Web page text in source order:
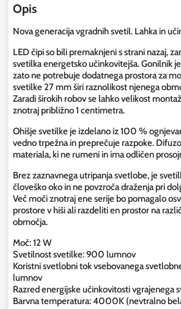
Opis
Nova generacija vgradnih svetil. Lahka in
LED čipi so bili premaknjeni s strani nazaj,
svetilka energetsko učinkovitejša. Gonilnik
zato ne potrebuje dodatnega prostora za
svetilke 27 mm širi raznolikost njenega
Zaradi širokih robov se lahko velikost
znotraj približno 1 centimetra.
Ohišje svetilke je izdelano iz 100 %
vedno trpežna in preprečuje razpoke.
materiala, ki ne rumeni in ima odličen
Brez zaznavnega utripanja svetlobe, je
človeško oko in ne povzroča draženja pri
Več moči znotraj ene serije bo pomagalo
prostore v hiši ali razdeliti en prostor na
območja.
Moč: 12 W
Svetilnost svetilke: 900 lumnov
Koristni svetlobni tok vsebovanega
lumnov
Razred energijske učinkovitosti vgrajenega
Barvna temperatura: 4000K (nevtralno